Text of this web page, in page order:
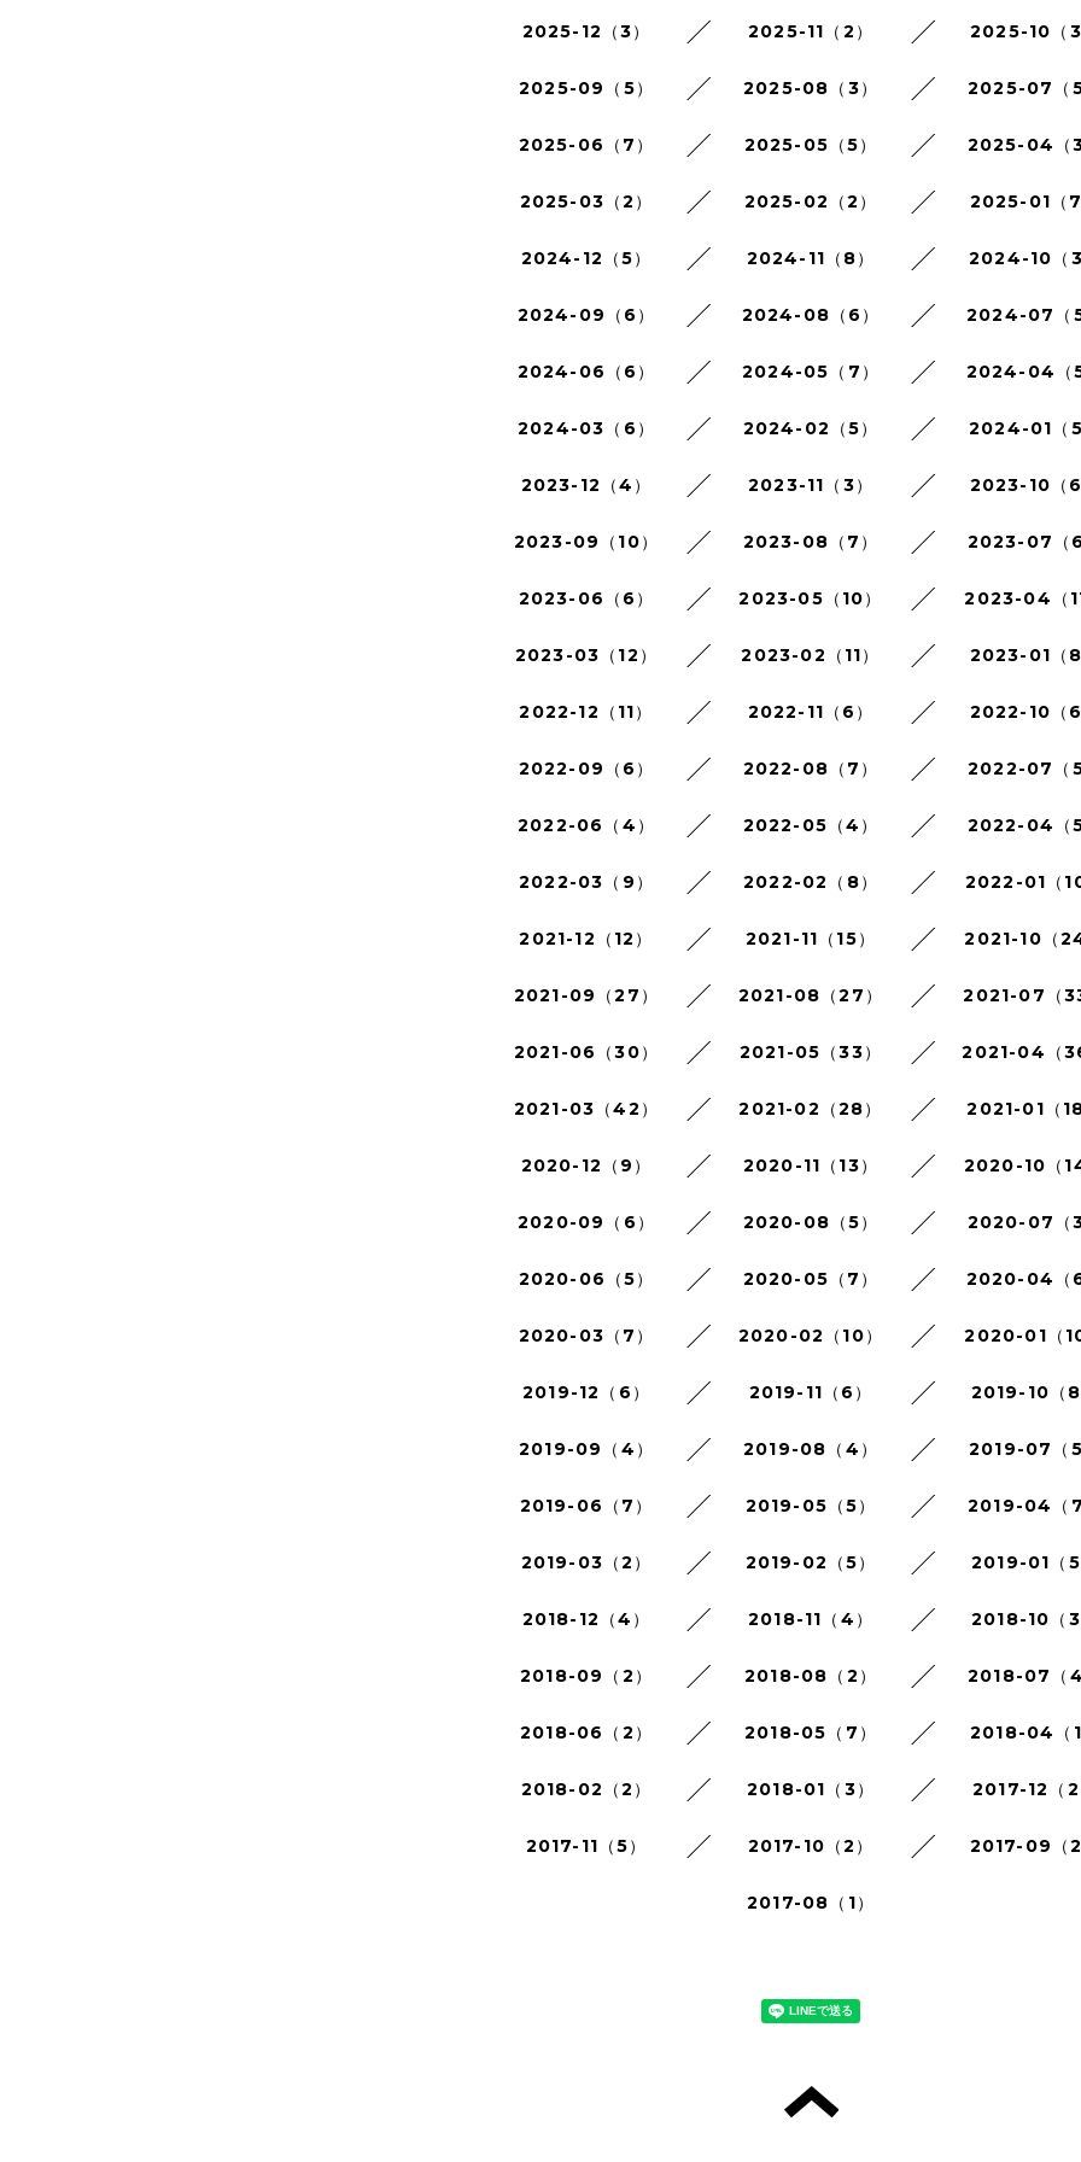
2025-12（3） 2025-11（2） 2025-10（3
2025-09（5） 2025-08（3） 2025-07（5
2025-06（7） 2025-05（5） 2025-04（3
2025-03（2） 2025-02（2） 2025-01（7
2024-12（5） 2024-11（8） 2024-10（3
2024-09（6） 2024-08（6） 2024-07（5
2024-06（6） 2024-05（7） 2024-04（5
2024-03（6） 2024-02（5） 2024-01（5
2023-12（4） 2023-11（3） 2023-10（6
2023-09（10） 2023-08（7） 2023-07（6
2023-06（6） 2023-05（10） 2023-04（11
2023-03（12） 2023-02（11） 2023-01（8
2022-12（11） 2022-11（6） 2022-10（6
2022-09（6） 2022-08（7） 2022-07（5
2022-06（4） 2022-05（4） 2022-04（5
2022-03（9） 2022-02（8） 2022-01（10
2021-12（12） 2021-11（15） 2021-10（24
2021-09（27） 2021-08（27） 2021-07（33
2021-06（30） 2021-05（33） 2021-04（
2021-03（42） 2021-02（28） 2021-01（18
2020-12（9） 2020-11（13） 2020-10（14
2020-09（6） 2020-08（5） 2020-07（3
2020-06（5） 2020-05（7） 2020-04（6
2020-03（7） 2020-02（10） 2020-01（10
2019-12（6） 2019-11（6） 2019-10（8
2019-09（4） 2019-08（4） 2019-07（5
2019-06（7） 2019-05（5） 2019-04（7
2019-03（2） 2019-02（5） 2019-01（5
2018-12（4） 2018-11（4） 2018-10（3
2018-09（2） 2018-08（2） 2018-07（4
2018-06（2） 2018-05（7） 2018-04（1
2018-02（2） 2018-01（3） 2017-12（2
2017-11（5） 2017-10（2） 2017-09（2
2017-08（1）